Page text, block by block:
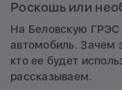
Роскошь или
На Беловскую
автомобиль. Зачем
кто ее будет
рассказываем.